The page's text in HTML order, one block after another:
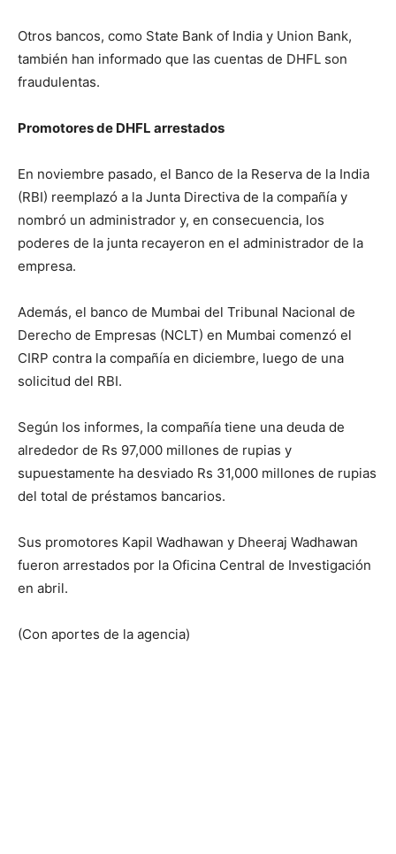
Otros bancos, como State Bank of India y Union Bank,
también han informado que las cuentas de DHFL son
fraudulentas.
Promotores de DHFL arrestados
En noviembre pasado, el Banco de la Reserva de la India
(RBI) reemplazó a la Junta Directiva de la compañía y
nombró un administrador y, en consecuencia, los
poderes de la junta recayeron en el administrador de la
empresa.
Además, el banco de Mumbai del Tribunal Nacional de
Derecho de Empresas (NCLT) en Mumbai comenzó el
CIRP contra la compañía en diciembre, luego de una
solicitud del RBI.
Según los informes, la compañía tiene una deuda de
alrededor de Rs 97,000 millones de rupias y
supuestamente ha desviado Rs 31,000 millones de rupias
del total de préstamos bancarios.
Sus promotores Kapil Wadhawan y Dheeraj Wadhawan
fueron arrestados por la Oficina Central de Investigación
en abril.
(Con aportes de la agencia)